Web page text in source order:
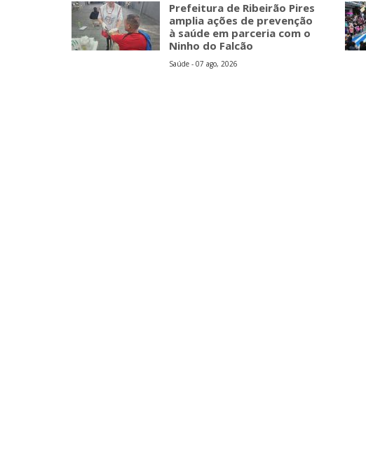
Prefeitura de Ribeirão Pires
amplia ações de prevenção
à saúde em parceria com o
Ninho do Falcão
Saúde - 07 ago, 2026